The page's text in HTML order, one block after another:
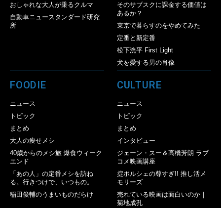
おしゃれな大人が乗るクルマ
自動車ニュースタンダード研究
所
そのサブスクに課金する価値は
あるか？
東京で暮らすのをやめてみた
定番と新定番
松下洸平 First Light
犬を愛する男の肖像
FOODIE
ニュース
トピック
まとめ
大人の痩せメシ
40歳からのメシ旅 爆食ウィーク
エンド
「あの人」の定番メシを訪ね
る。行きつけで、いつもの。
稲田俊輔のうまいものだらけ
CULTURE
ニュース
トピック
まとめ
インタビュー
ジェーン・スー＆高橋芳朗 ラブ
コメ映画講座
掟ポルシェの尊すぎ!! 推し活メ
モリーズ
売れている映画は面白いのか｜
菊地成孔